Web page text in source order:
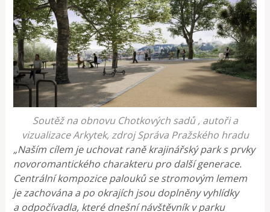
Soutěž na obnovu Chotkových sadů , autoři a
vizualizace Arkytek, zdroj Správa Pražského hradu
„Naším cílem je uchovat raně krajinářský park s prvky
novoromantického charakteru pro další generace.
Centrální kompozice palouků se stromovým lemem
je zachována a po okrajích jsou doplněny vyhlídky
a odpočívadla, které dnešní návštěvník v parku